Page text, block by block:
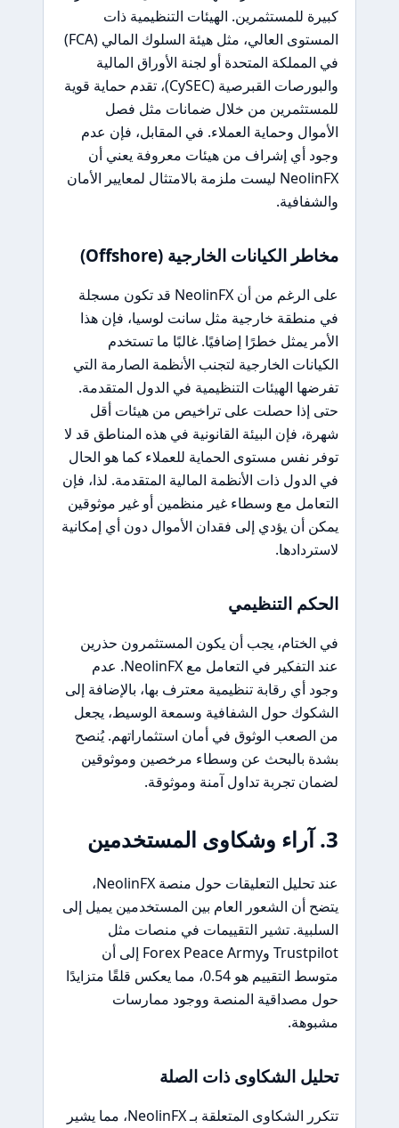
كبيرة للمستثمرين. الهيئات التنظيمية ذات
المستوى العالي، مثل هيئة السلوك المالي (FCA)
في المملكة المتحدة أو لجنة الأوراق المالية
والبورصات القبرصية (CySEC)، تقدم حماية قوية
للمستثمرين من خلال ضمانات مثل فصل
الأموال وحماية العملاء. في المقابل، فإن عدم
وجود أي إشراف من هيئات معروفة يعني أن
NeolinFX ليست ملزمة بالامتثال لمعايير الأمان
والشفافية.
مخاطر الكيانات الخارجية (Offshore)
على الرغم من أن NeolinFX قد تكون مسجلة
في منطقة خارجية مثل سانت لوسيا، فإن هذا
الأمر يمثل خطرًا إضافيًا. غالبًا ما تستخدم
الكيانات الخارجية لتجنب الأنظمة الصارمة التي
تفرضها الهيئات التنظيمية في الدول المتقدمة.
حتى إذا حصلت على تراخيص من هيئات أقل
شهرة، فإن البيئة القانونية في هذه المناطق قد لا
توفر نفس مستوى الحماية للعملاء كما هو الحال
في الدول ذات الأنظمة المالية المتقدمة. لذا، فإن
التعامل مع وسطاء غير منظمين أو غير موثوقين
يمكن أن يؤدي إلى فقدان الأموال دون أي إمكانية
لاستردادها.
الحكم التنظيمي
في الختام، يجب أن يكون المستثمرون حذرين
عند التفكير في التعامل مع NeolinFX. عدم
وجود أي رقابة تنظيمية معترف بها، بالإضافة إلى
الشكوك حول الشفافية وسمعة الوسيط، يجعل
من الصعب الوثوق في أمان استثماراتهم. يُنصح
بشدة بالبحث عن وسطاء مرخصين وموثوقين
لضمان تجربة تداول آمنة وموثوقة.
3. آراء وشكاوى المستخدمين
عند تحليل التعليقات حول منصة NeolinFX،
يتضح أن الشعور العام بين المستخدمين يميل إلى
السلبية. تشير التقييمات في منصات مثل
Trustpilot وForex Peace Army إلى أن
متوسط التقييم هو 0.54، مما يعكس قلقًا متزايدًا
حول مصداقية المنصة ووجود ممارسات
مشبوهة.
تحليل الشكاوى ذات الصلة
تتكرر الشكاوى المتعلقة بـ NeolinFX، مما يشير